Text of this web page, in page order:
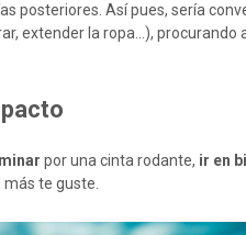
posteriores. Así pues, sería
extender la ropa…), procurando
por una cinta rodante, ir en
más te guste.